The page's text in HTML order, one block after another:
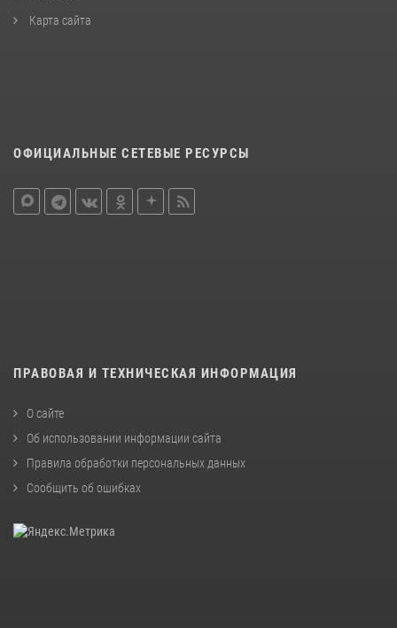
Карта сайта
ОФИЦИАЛЬНЫЕ СЕТЕВЫЕ РЕСУРСЫ
ПРАВОВАЯ И ТЕХНИЧЕСКАЯ ИНФОРМАЦИЯ
О сайте
Об использовании информации сайта
Правила обработки персональных данных
Сообщить об ошибках